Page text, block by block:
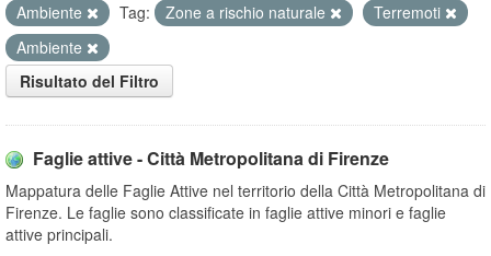
Ambiente
Tag: Zone a rischio naturale
Terremoti
Ambiente
Risultato del Filtro
Faglie attive - Città Metropolitana di Firenze
Mappatura delle Faglie Attive nel territorio della Città Metropolitana di
Firenze. Le faglie sono classificate in faglie attive minori e faglie
attive principali.